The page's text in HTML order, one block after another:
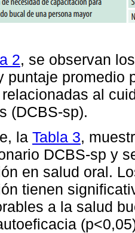
2, se observan
puntaje promedio
al
(DCBS-sp).
la Tabla 3,
DCBS-sp y
en salud oral.
tienen
a la salud